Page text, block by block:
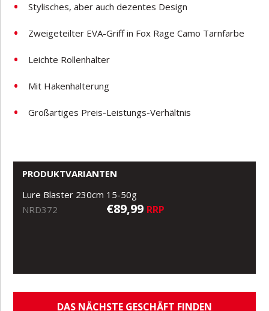
Stylisches, aber auch dezentes Design
Zweigeteilter EVA-Griff in Fox Rage Camo Tarnfarbe
Leichte Rollenhalter
Mit Hakenhalterung
Großartiges Preis-Leistungs-Verhältnis
PRODUKTVARIANTEN
Lure Blaster 230cm 15-50g
NRD372
€89,99 RRP
DAS NÄCHSTE GESCHÄFT FINDEN